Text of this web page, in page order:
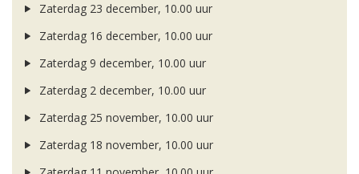
Zaterdag 23 december, 10.00 uur
Zaterdag 16 december, 10.00 uur
Zaterdag 9 december, 10.00 uur
Zaterdag 2 december, 10.00 uur
Zaterdag 25 november, 10.00 uur
Zaterdag 18 november, 10.00 uur